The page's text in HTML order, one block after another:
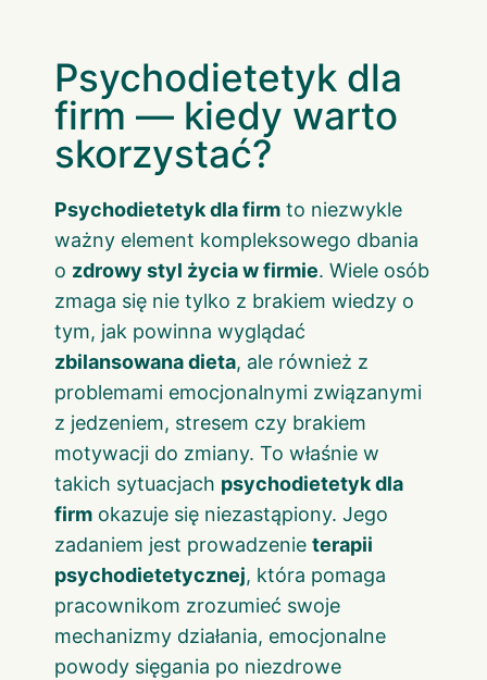
Psychodietetyk dla
firm — kiedy warto
skorzystać?
Psychodietetyk dla firm to niezwykle
ważny element kompleksowego dbania
o zdrowy styl życia w firmie. Wiele osób
zmaga się nie tylko z brakiem wiedzy o
tym, jak powinna wyglądać
zbilansowana dieta, ale również z
problemami emocjonalnymi związanymi
z jedzeniem, stresem czy brakiem
motywacji do zmiany. To właśnie w
takich sytuacjach psychodietetyk dla
firm okazuje się niezastąpiony. Jego
zadaniem jest prowadzenie terapii
psychodietetycznej, która pomaga
pracownikom zrozumieć swoje
mechanizmy działania, emocjonalne
powody sięgania po niezdrowe